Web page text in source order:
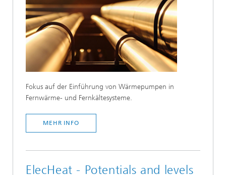
Fokus auf der Einführung von Wärmepumpen in
Fernwärme- und Fernkältesysteme.
MEHR INFO
ElecHeat - Potentials and levels